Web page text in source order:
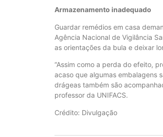
Armazenamento inadequado
Guardar remédios em casa
Agência Nacional de Vigilância
as orientações da bula e deixar
“Assim como a perda do efeito,
acaso que algumas embalagens
drágeas também são
professor da UNIFACS.
Crédito: Divulgação